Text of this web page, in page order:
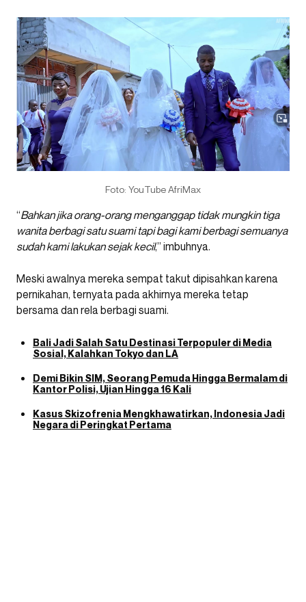
Foto: YouTube AfriMax
“Bahkan jika orang-orang menganggap tidak mungkin tiga
wanita berbagi satu suami tapi bagi kami berbagi semuanya
sudah kami lakukan sejak kecil,” imbuhnya.
Meski awalnya mereka sempat takut dipisahkan karena
pernikahan, ternyata pada akhirnya mereka tetap
bersama dan rela berbagi suami.
Bali Jadi Salah Satu Destinasi Terpopuler di Media
Sosial, Kalahkan Tokyo dan LA
Demi Bikin SIM, Seorang Pemuda Hingga Bermalam di
Kantor Polisi, Ujian Hingga 16 Kali
Kasus Skizofrenia Mengkhawatirkan, Indonesia Jadi
Negara di Peringkat Pertama